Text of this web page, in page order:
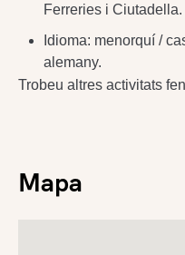
Ferreries i Ciutadella.
Idioma: menorquí /
alemany.
Trobeu altres activitats
Mapa